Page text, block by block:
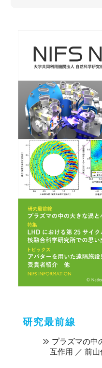
研究最前線
プラズマの中
互作用 ／ 前山